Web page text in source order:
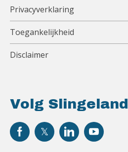
Volg Slingeland
Privacyverklaring
Toegankelijkheid
Disclaimer